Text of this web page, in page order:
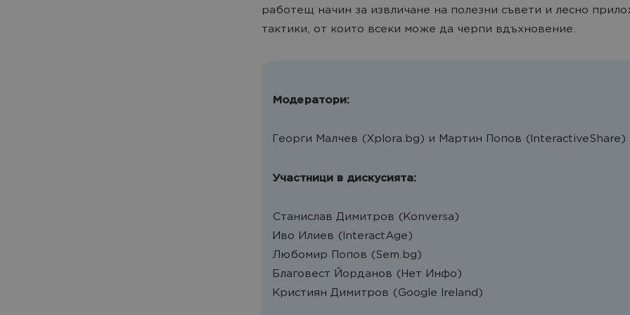
работещ начин за извличане на полезни съвети и лесно
тактики, от които всеки може да черпи вдъхновение.
Модератори:
Георги Малчев (Xplora.bg) и Мартин Попов (InteractiveShare)
Участници в дискусията:
Станислав Димитров (Konversa)
Иво Илиев (InteractAge)
Любомир Попов (Sem.bg)
Благовест Йорданов (Нет Инфо)
Кристиян Димитров (Google Ireland)